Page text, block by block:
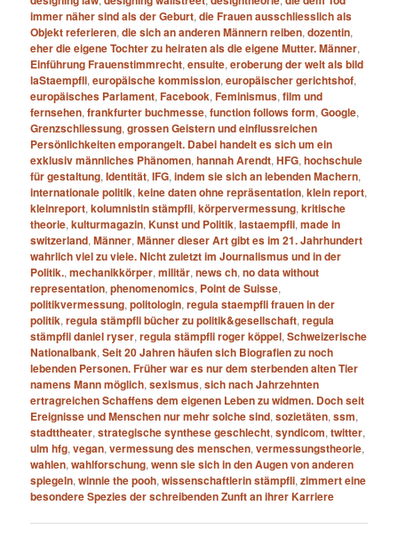
immer näher sind als der Geburt,die Frauen ausschliesslich als
Objekt referieren,die sich an anderen Männern reiben,dozentin,
eher die eigene Tochter zu heiraten als die eigene Mutter. Männer,
Einführung Frauenstimmrecht,ensuite,eroberung der welt als bild
laStaempfli,europäische kommission,europäischer gerichtshof,
europäisches Parlament,Facebook,Feminismus,film und
fernsehen,frankfurter buchmesse,function follows form,Google,
Grenzschliessung,grossen Geistern und einflussreichen
Persönlichkeiten emporangelt. Dabei handelt es sich um ein
exklusiv männliches Phänomen,hannah Arendt,HFG,hochschule
für gestaltung,Identität,IFG,indem sie sich an lebenden Machern,
internationale politik,keine daten ohne repräsentation,klein report,
kleinreport,kolumnistin stämpfli,körpervermessung,kritische
theorie,kulturmagazin,Kunst und Politik,lastaempfli,made in
switzerland,Männer,Männer dieser Art gibt es im 21. Jahrhundert
wahrlich viel zu viele. Nicht zuletzt im Journalismus und in der
Politik.,mechanikkörper,militär,news ch,no data without
representation,phenomenomics, Point de Suisse,
politikvermessung,politologin,regula staempfli frauen in der
politik,regula stämpfli bücher zu politik&gesellschaft,regula
stämpfli daniel ryser,regula stämpfli roger köppel,Schweizerische
Nationalbank,Seit 20 Jahren häufen sich Biografien zu noch
lebenden Personen. Früher war es nur dem sterbenden alten Tier
namens Mann möglich,sexismus,sich nach Jahrzehnten
ertragreichen Schaffens dem eigenen Leben zu widmen. Doch seit
Ereignisse und Menschen nur mehr solche sind,sozietäten,ssm,
stadttheater,strategische synthese geschlecht,syndicom,twitter,
ulm hfg,vegan,vermessung des menschen,vermessungstheorie,
wahlen,wahlforschung,wenn sie sich in den Augen von anderen
spiegeln,winnie the pooh,wissenschaftlerin stämpfli,zimmert eine
besondere Spezies der schreibenden Zunft an ihrer Karriere